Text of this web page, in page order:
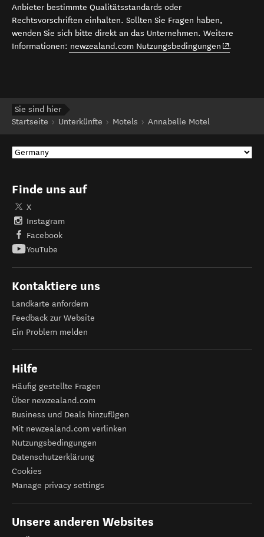
Anbieter bestimmte Qualitätsstandards oder
Rechtsvorschriften einhalten. Sollten Sie Fragen haben,
wenden Sie sich bitte direkt an das Unternehmen. Weitere
Informationen: newzealand.com Nutzungsbedingungen (opens in
.
Sie sind hier
Startseite
Unterkünfte Motels Annabelle Motel
Finde uns auf
X
Instagram
Facebook
YouTube
Kontaktiere uns
Landkarte anfordern
Feedback zur Website
Ein Problem melden
Hilfe
Häufig gestellte Fragen
Über newzealand.com
Business und Deals hinzufügen
Mit newzealand.com verlinken
Nutzungsbedingungen
Datenschutzerklärung
Cookies
Manage privacy settings
Unsere anderen Websites